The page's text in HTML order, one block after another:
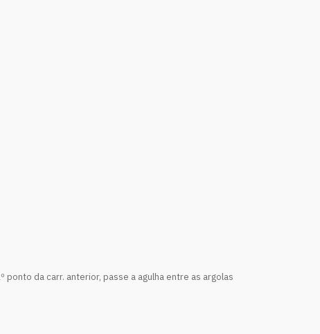
da carr. anterior, passe a agulha entre as argolas